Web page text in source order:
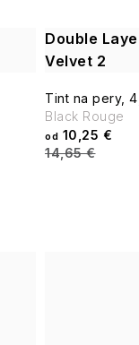
Double
Velvet 2
Tint na pery,
od 10,25 €
14,65 €
Black Rouge